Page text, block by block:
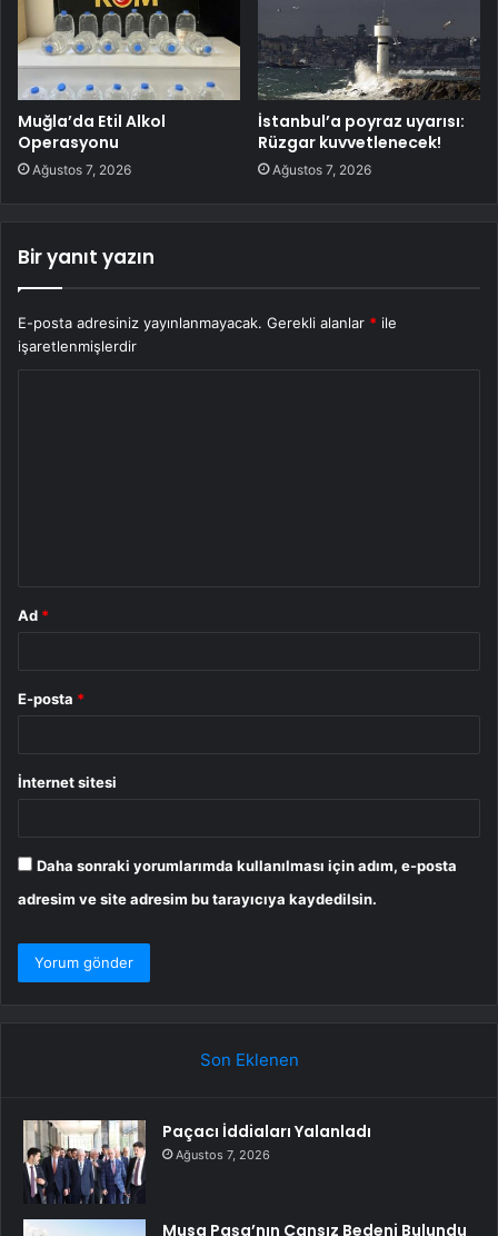
Muğla’da Etil Alkol
Operasyonu
Ağustos 7, 2026
İstanbul’a poyraz uyarısı:
Rüzgar kuvvetlenecek!
Ağustos 7, 2026
Bir yanıt yazın
E-posta adresiniz yayınlanmayacak. Gerekli alanlar * ile
işaretlenmişlerdir
Ad *
E-posta *
İnternet sitesi
Daha sonraki yorumlarımda kullanılması için adım, e-posta
adresim ve site adresim bu tarayıcıya kaydedilsin.
Son Eklenen
Paçacı İddiaları Yalanladı
Ağustos 7, 2026
Musa Paşa’nın Cansız Bedeni Bulundu